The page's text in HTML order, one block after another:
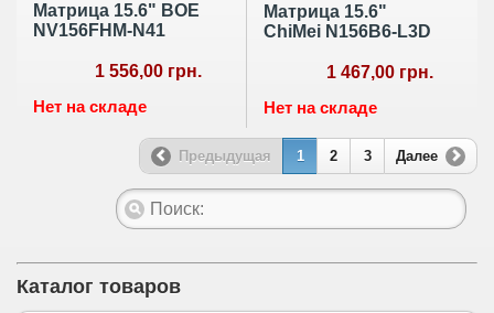
Матрица 15.6" BOE
NV156FHM-N41
1 556,00 грн.
Нет на складе
Матрица 15.6"
ChiMei N156B6-L3D
1 467,00 грн.
Нет на складе
Предыдущая 1 2 3 Далее
Каталог товаров